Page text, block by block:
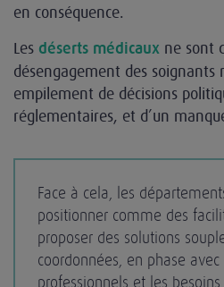
en conséquence.
Les déserts médicaux ne sont
désengagement des soignants
empilement de décisions
réglementaires, et d’un
Face à cela, les
positionner comme des
proposer des solutions
coordonnées, en phase
professionnels et les